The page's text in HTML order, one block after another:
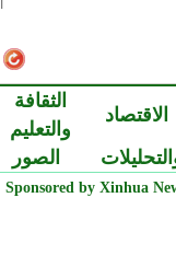
الاقتصاد
الثقافة
والتعليم
الصور
Sponsored by Xinhua